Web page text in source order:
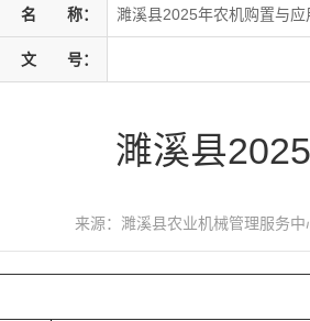
名 称： 濉溪县2025年农机购置与
文 号：
濉溪县
来源：濉溪县农业机械管理服务中